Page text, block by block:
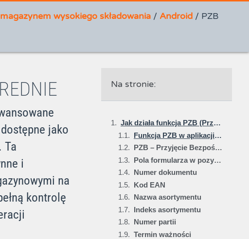
wysokiego składowania/ Android/ PZB
jako
Ta
i
na
kontrolę
Na stronie:
Jak działa funkcja PZB (Przyjęcie Bezpośrednie) w aplikacji Studio WMS.net na Androida?
Funkcja PZB w aplikacji Studio WMS.net na Androida umożliwia szybkie przyjęcie towaru do magazynu bez wcześniejszego zlecenia. Proces ten daje użytkownikom dużą elastyczność i przyspiesza operacje magazynowe. To idealne rozwiązanie w sytuacjach awaryjnych lub przy drobnych dostawach.
PZB – Przyjęcie Bezpośrednie
Pola formularza w pozycji PZB w aplikacji WMS.net dla Androida
Numer dokumentu
Kod EAN
Nazwa asortymentu
Indeks asortymentu
Numer partii
Termin ważności